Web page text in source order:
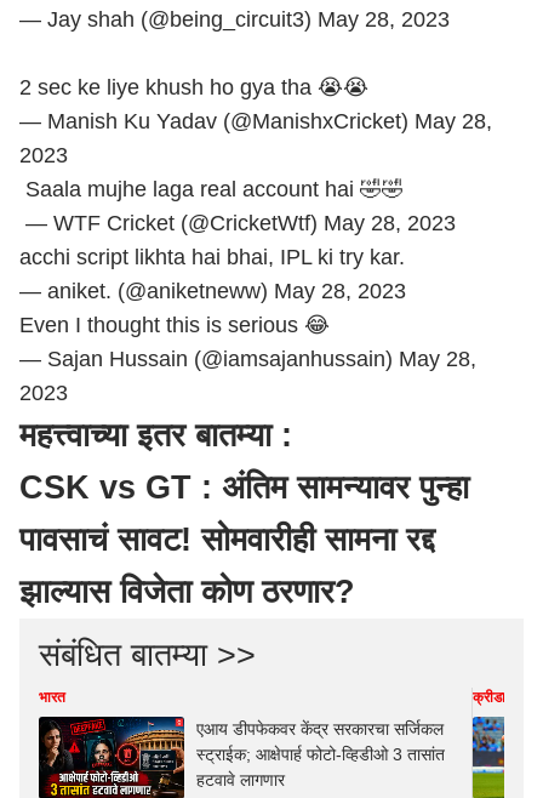
— Jay shah (@being_circuit3) May 28, 2023
2 sec ke liye khush ho gya tha 😭😭
— Manish Ku Yadav (@ManishxCricket) May 28,
2023
Saala mujhe laga real account hai 🤣🤣
— WTF Cricket (@CricketWtf) May 28, 2023
acchi script likhta hai bhai, IPL ki try kar.
— aniket. (@aniketneww) May 28, 2023
Even I thought this is serious 😂
— Sajan Hussain (@iamsajanhussain) May 28,
2023
महत्त्वाच्या इतर बातम्या :
CSK vs GT : अंतिम सामन्यावर पुन्हा
पावसाचं सावट! सोमवारीही सामना रद्द
झाल्यास विजेता कोण ठरणार?
संबंधित बातम्या >>
भारत
एआय डीपफेकवर केंद्र सरकारचा सर्जिकल
स्ट्राईक; आक्षेपार्ह फोटो-व्हिडीओ 3 तासांत
हटवावे लागणार
क्रीडा